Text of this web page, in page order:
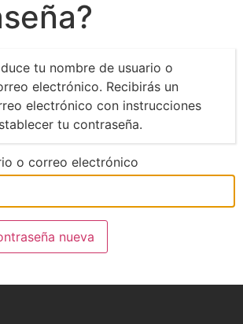
tu nombre de usuario o
electrónico. Recibirás un
electrónico con instrucciones
tu contraseña.
o correo electrónico
nueva